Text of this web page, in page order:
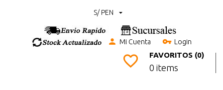
S/ PEN
Mi Cuenta Login
FAVORITOS (0)
0 items